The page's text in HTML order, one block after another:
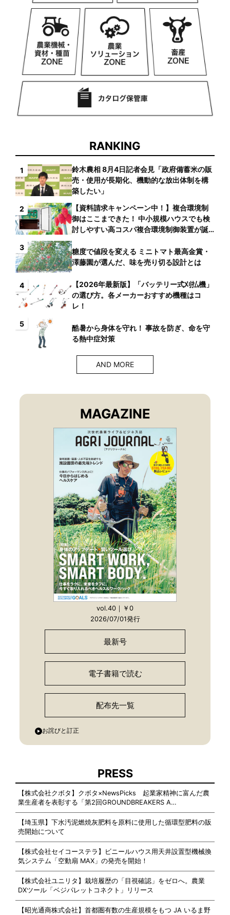
RANKING
1
鈴木農相 8月4日記者会見「政府備蓄米の販
売・使用が長期化、機動的な放出体制を構
築したい」
2
【資料請求キャンペーン中！】複合環境制
御はここまできた！ 中小規模ハウスでも検
討しやすい高コスパ複合環境制御装置が誕
3
糖度で値段を変える ミニトマト最高金賞・
澤藤園が選んだ、味を売り切る設計とは
4
【2026年最新版】「バッテリー式刈払機」
の選び方。各メーカーおすすめ機種はコ
レ！
5
酷暑から身体を守れ！ 事故を防ぎ、命を守
る熱中症対策
AND MORE
MAGAZINE
vol.40｜￥0
2026/07/01発行
最新号
電子書籍で読む
配布先一覧
お詫びと訂正
PRESS
【株式会社クボタ】クボタ×NewsPicks 起業家精神に富んだ農
業生産者を表彰する「第2回GROUNDBREAKERS A…
【埼玉県】下水汚泥燃焼灰肥料を原料に使用した循環型肥料の販
売開始について
【株式会社セイコーステラ】ビニールハウス用天井設置型機械換
気システム「空動扇 MAX」の発売を開始！
【株式会社ユニリタ】栽培履歴の「目視確認」をゼロへ。農業
DXツール「ベジパレットコネクト」リリース
【昭光通商株式会社】首都圏有数の生産規模をもつ JA いるま野